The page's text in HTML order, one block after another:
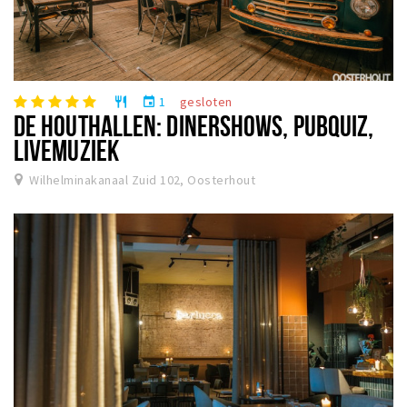
restaurant event 1 gesloten
DE HOUTHALLEN: DINERSHOWS, PUBQUIZ,
LIVEMUZIEK
Wilhelminakanaal Zuid 102, Oosterhout